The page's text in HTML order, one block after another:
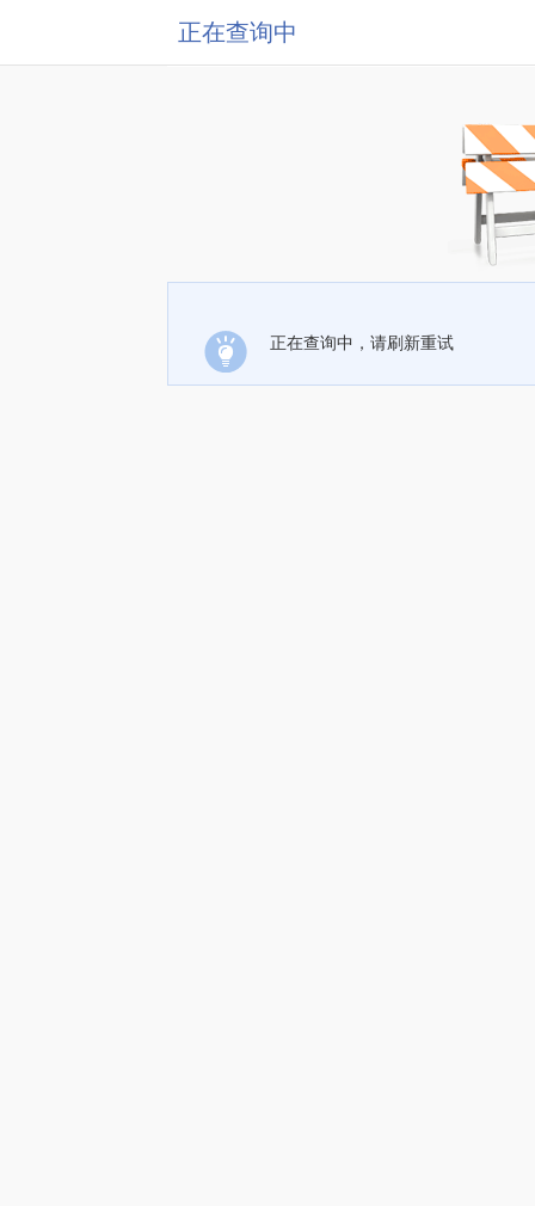
正在查询中
正在查询中，请刷新重试